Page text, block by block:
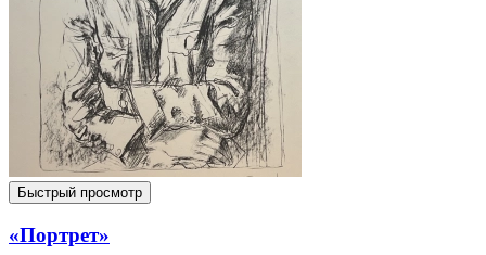
Быстрый просмотр
«Портрет»